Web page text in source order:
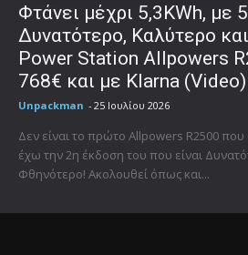
Φτάνει μέχρι 5,3KWh, με
Δυνατότερο, Καλύτερο
Power Station Allpowers
768€ και με Klarna (Video)
Unpackman - 25 Ιουλίου 2026
Δεν είναι το πρώτο Allpowers R2500
έχω την 2η έκδοση του που είναι
Φθηνότερο! Ακολουθεί όπως και...